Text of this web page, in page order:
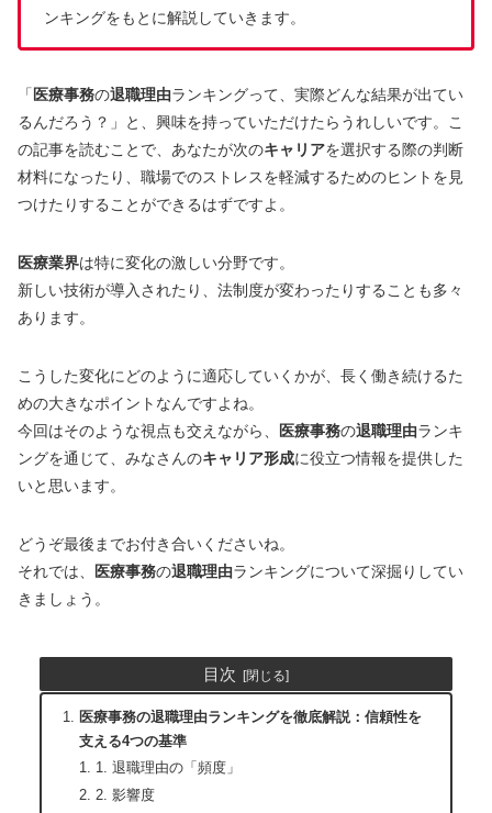
ンキングをもとに解説していきます。
「 医療事務の退職理由ランキングって、実際どんな結果が出てい
るんだろう？」と、興味を持っていただけたらうれしいです。こ
の記事を読むことで、あなたが次のキャリアを選択する際の判断
材料になったり、職場でのストレスを軽減するためのヒントを見
つけたりすることができるはずですよ。
医療業界は特に変化の激しい分野です。
新しい技術が導入されたり、法制度が変わったりすることも多々
あります。
こうした変化にどのように適応していくかが、長く働き続けるた
めの大きなポイントなんですよね。
今回はそのような視点も交えながら、
医療事務の退職理由ランキ
ングを通じて、みなさんのキャリア形成に役立つ情報を提供した
いと思います。
どうぞ最後までお付き合いくださいね。
それでは、
医療事務の退職理由ランキングについて深掘りしてい
きましょう。
目次
医療事務の退職理由ランキングを徹底解説：信頼性を
支える4つの基準
1. 退職理由の「頻度」
2. 影響度